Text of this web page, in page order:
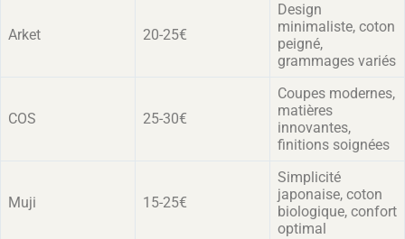
Arket 20-25€
Design
minimaliste, coton
peigné,
grammages variés
COS 25-30€
Coupes modernes,
matières
innovantes,
finitions soignées
Muji 15-25€
Simplicité
japonaise, coton
biologique, confort
optimal